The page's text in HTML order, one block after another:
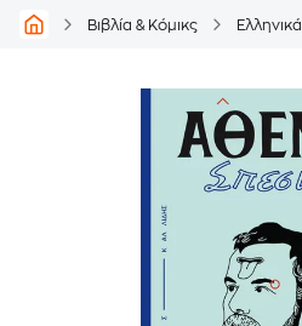
Βιβλία & Κόμικς Ελληνικά